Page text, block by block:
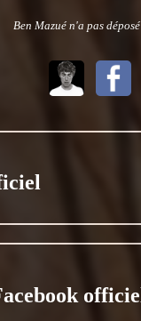
Ben Mazué n'a pas